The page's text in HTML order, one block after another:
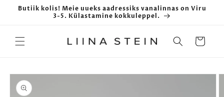
Skip to
Butiik kolis! Meie uueks aadressiks vanalinnas on Viru
3-5. Külastamine kokkuleppel.
Cart
Skip to
product
information